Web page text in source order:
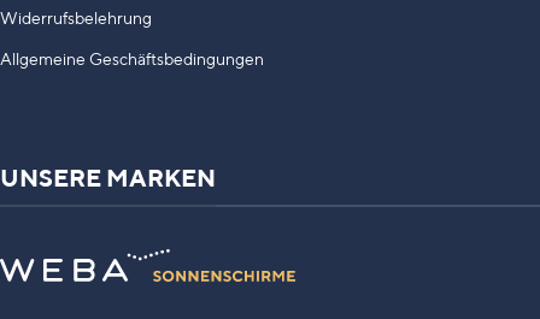
Widerrufsbelehrung
Allgemeine Geschäftsbedingungen
UNSERE MARKEN